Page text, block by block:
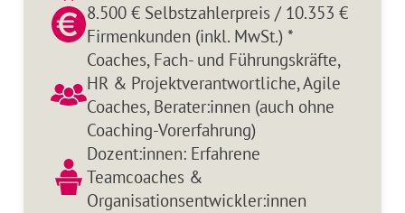
8.500 € Selbstzahlerpreis / 10.353 €
Firmenkunden (inkl. MwSt.) *
Coaches, Fach- und Führungskräfte,
HR & Projektverantwortliche, Agile
Coaches, Berater:innen (auch ohne
Coaching-Vorerfahrung)
Dozent:innen: Erfahrene
Teamcoaches &
Organisationsentwickler:innen